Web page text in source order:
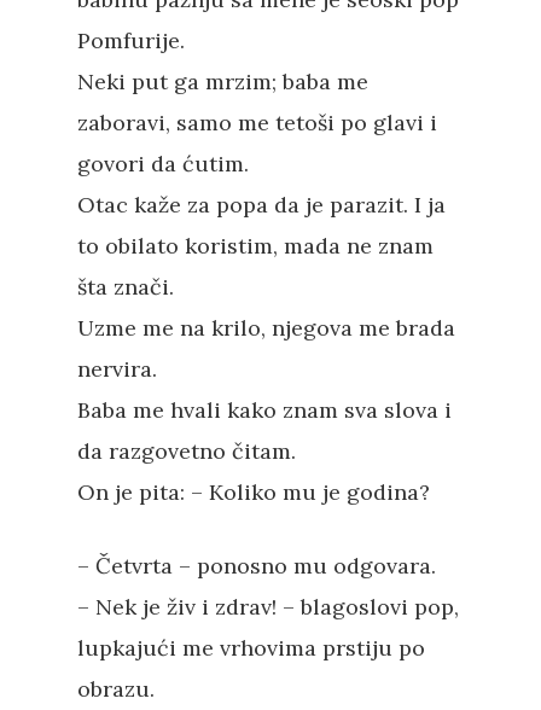
Pomfurije.
Neki put ga mrzim; baba me
zaboravi, samo me tetoši po glavi i
govori da ćutim.
Otac kaže za popa da je parazit. I ja
to obilato koristim, mada ne znam
šta znači.
Uzme me na krilo, njegova me brada
nervira.
Baba me hvali kako znam sva slova i
da razgovetno čitam.
On je pita: – Koliko mu je godina?
– Četvrta – ponosno mu odgovara.
– Nek je živ i zdrav! – blagoslovi pop,
lupkajući me vrhovima prstiju po
obrazu.
O nama
Skup “Estetika
Kontakt